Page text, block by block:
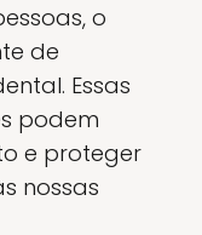
o
de
Essas
podem
e proteger
nossas